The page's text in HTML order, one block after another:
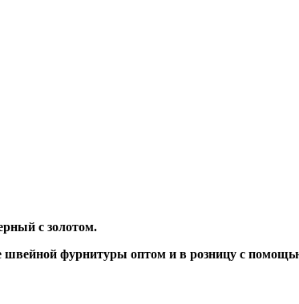
с золотом.
фурнитуры оптом и в розницу с